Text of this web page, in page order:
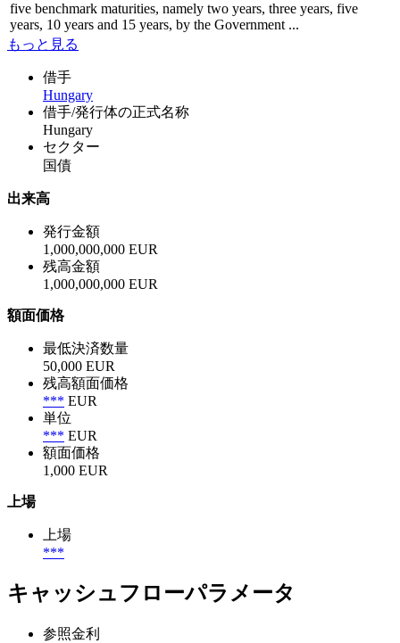
five benchmark maturities, namely two years, three years, five
years, 10 years and 15 years, by the Government ...
もっと見る
借手
Hungary
借手/発行体の正式名称
Hungary
セクター
国債
出来高
発行金額
1,000,000,000 EUR
残高金額
1,000,000,000 EUR
額面価格
最低決済数量
50,000 EUR
残高額面価格
*** EUR
単位
*** EUR
額面価格
1,000 EUR
上場
上場
***
キャッシュフローパラメータ
参照金利